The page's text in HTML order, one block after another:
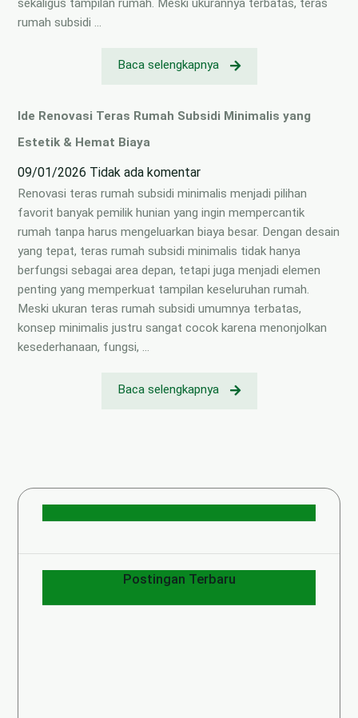
sekaligus tampilan rumah. Meski ukurannya terbatas, teras
rumah subsidi …
Baca selengkapnya
Ide Renovasi Teras Rumah Subsidi Minimalis yang
Estetik & Hemat Biaya
09/01/2026 Tidak ada komentar
Renovasi teras rumah subsidi minimalis menjadi pilihan
favorit banyak pemilik hunian yang ingin mempercantik
rumah tanpa harus mengeluarkan biaya besar. Dengan desain
yang tepat, teras rumah subsidi minimalis tidak hanya
berfungsi sebagai area depan, tetapi juga menjadi elemen
penting yang memperkuat tampilan keseluruhan rumah.
Meski ukuran teras rumah subsidi umumnya terbatas,
konsep minimalis justru sangat cocok karena menonjolkan
kesederhanaan, fungsi, …
Baca selengkapnya
Postingan Terbaru